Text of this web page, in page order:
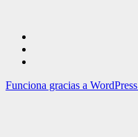
Funciona gracias a WordPress